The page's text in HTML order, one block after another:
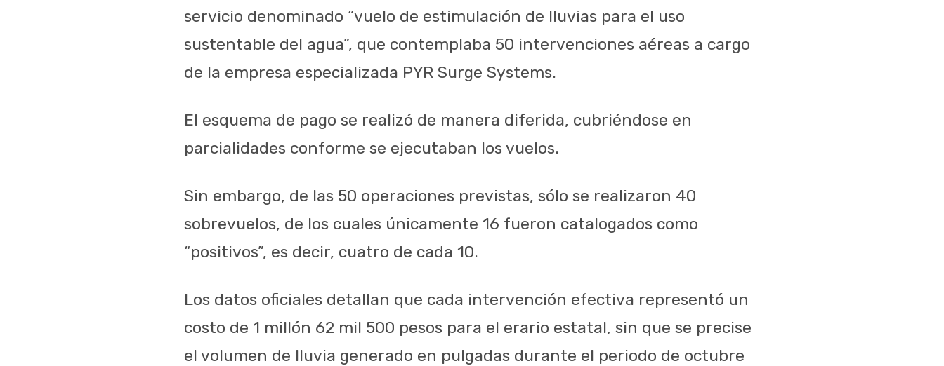
servicio denominado “vuelo de estimulación de lluvias para el uso
sustentable del agua”, que contemplaba 50 intervenciones aéreas a cargo
de la empresa especializada PYR Surge Systems.
El esquema de pago se realizó de manera diferida, cubriéndose en
parcialidades conforme se ejecutaban los vuelos.
Sin embargo, de las 50 operaciones previstas, sólo se realizaron 40
sobrevuelos, de los cuales únicamente 16 fueron catalogados como
“positivos”, es decir, cuatro de cada 10.
Los datos oficiales detallan que cada intervención efectiva representó un
costo de 1 millón 62 mil 500 pesos para el erario estatal, sin que se precise
el volumen de lluvia generado en pulgadas durante el periodo de octubre